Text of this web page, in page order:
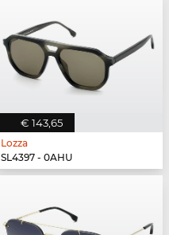
€ 143,65
Lozza
SL4397 - 0AHU